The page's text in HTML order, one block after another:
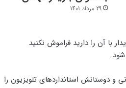
29 مرداد 1401
با آن را دارید فراموش نکنید
و دوستانش استانداردهای تلویزیون را